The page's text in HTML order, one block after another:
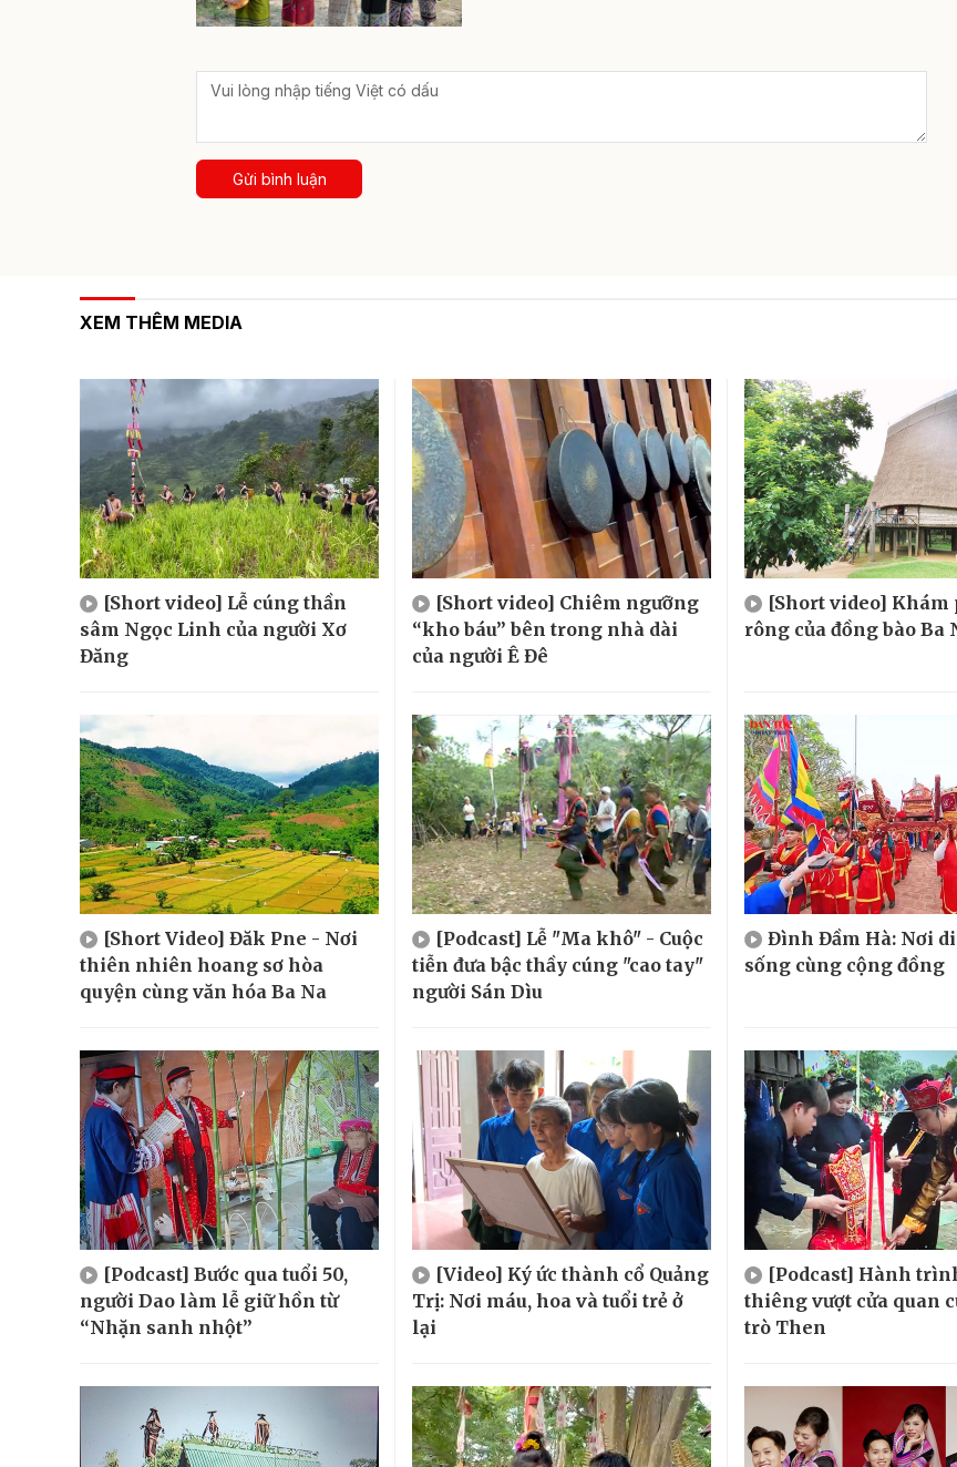
Gửi bình luận
XEM THÊM MEDIA
[Short video] Lễ cúng thần
sâm Ngọc Linh của người Xơ
Đăng
[Short video] Chiêm ngưỡng
“kho báu” bên trong nhà dài
của người Ê Đê
[Short video] Khám
rông của đồng bào Ba
[Short Video] Đăk Pne - Nơi
thiên nhiên hoang sơ hòa
quyện cùng văn hóa Ba Na
[Podcast] Lễ "Ma khô" - Cuộc
tiễn đưa bậc thầy cúng "cao tay"
người Sán Dìu
Đình Đầm Hà: Nơi
sống cùng cộng đồng
[Podcast] Bước qua tuổi 50,
người Dao làm lễ giữ hồn từ
“Nhặn sanh nhột”
[Video] Ký ức thành cổ Quảng
Trị: Nơi máu, hoa và tuổi trẻ ở
lại
[Podcast] Hành
thiêng vượt cửa quan
trò Then